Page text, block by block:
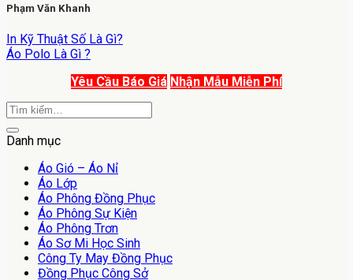
Phạm Văn Khanh
In Kỹ Thuật Số Là Gì?
Áo Polo Là Gì ?
Yêu Cầu Báo Giá Nhận Mẫu Miễn Phí
Danh mục
Áo Gió – Áo Nỉ
Áo Lớp
Áo Phông Đồng Phục
Áo Phông Sự Kiện
Áo Phông Trơn
Áo Sơ Mi Học Sinh
Công Ty May Đồng Phục
Đồng Phục Công Sở